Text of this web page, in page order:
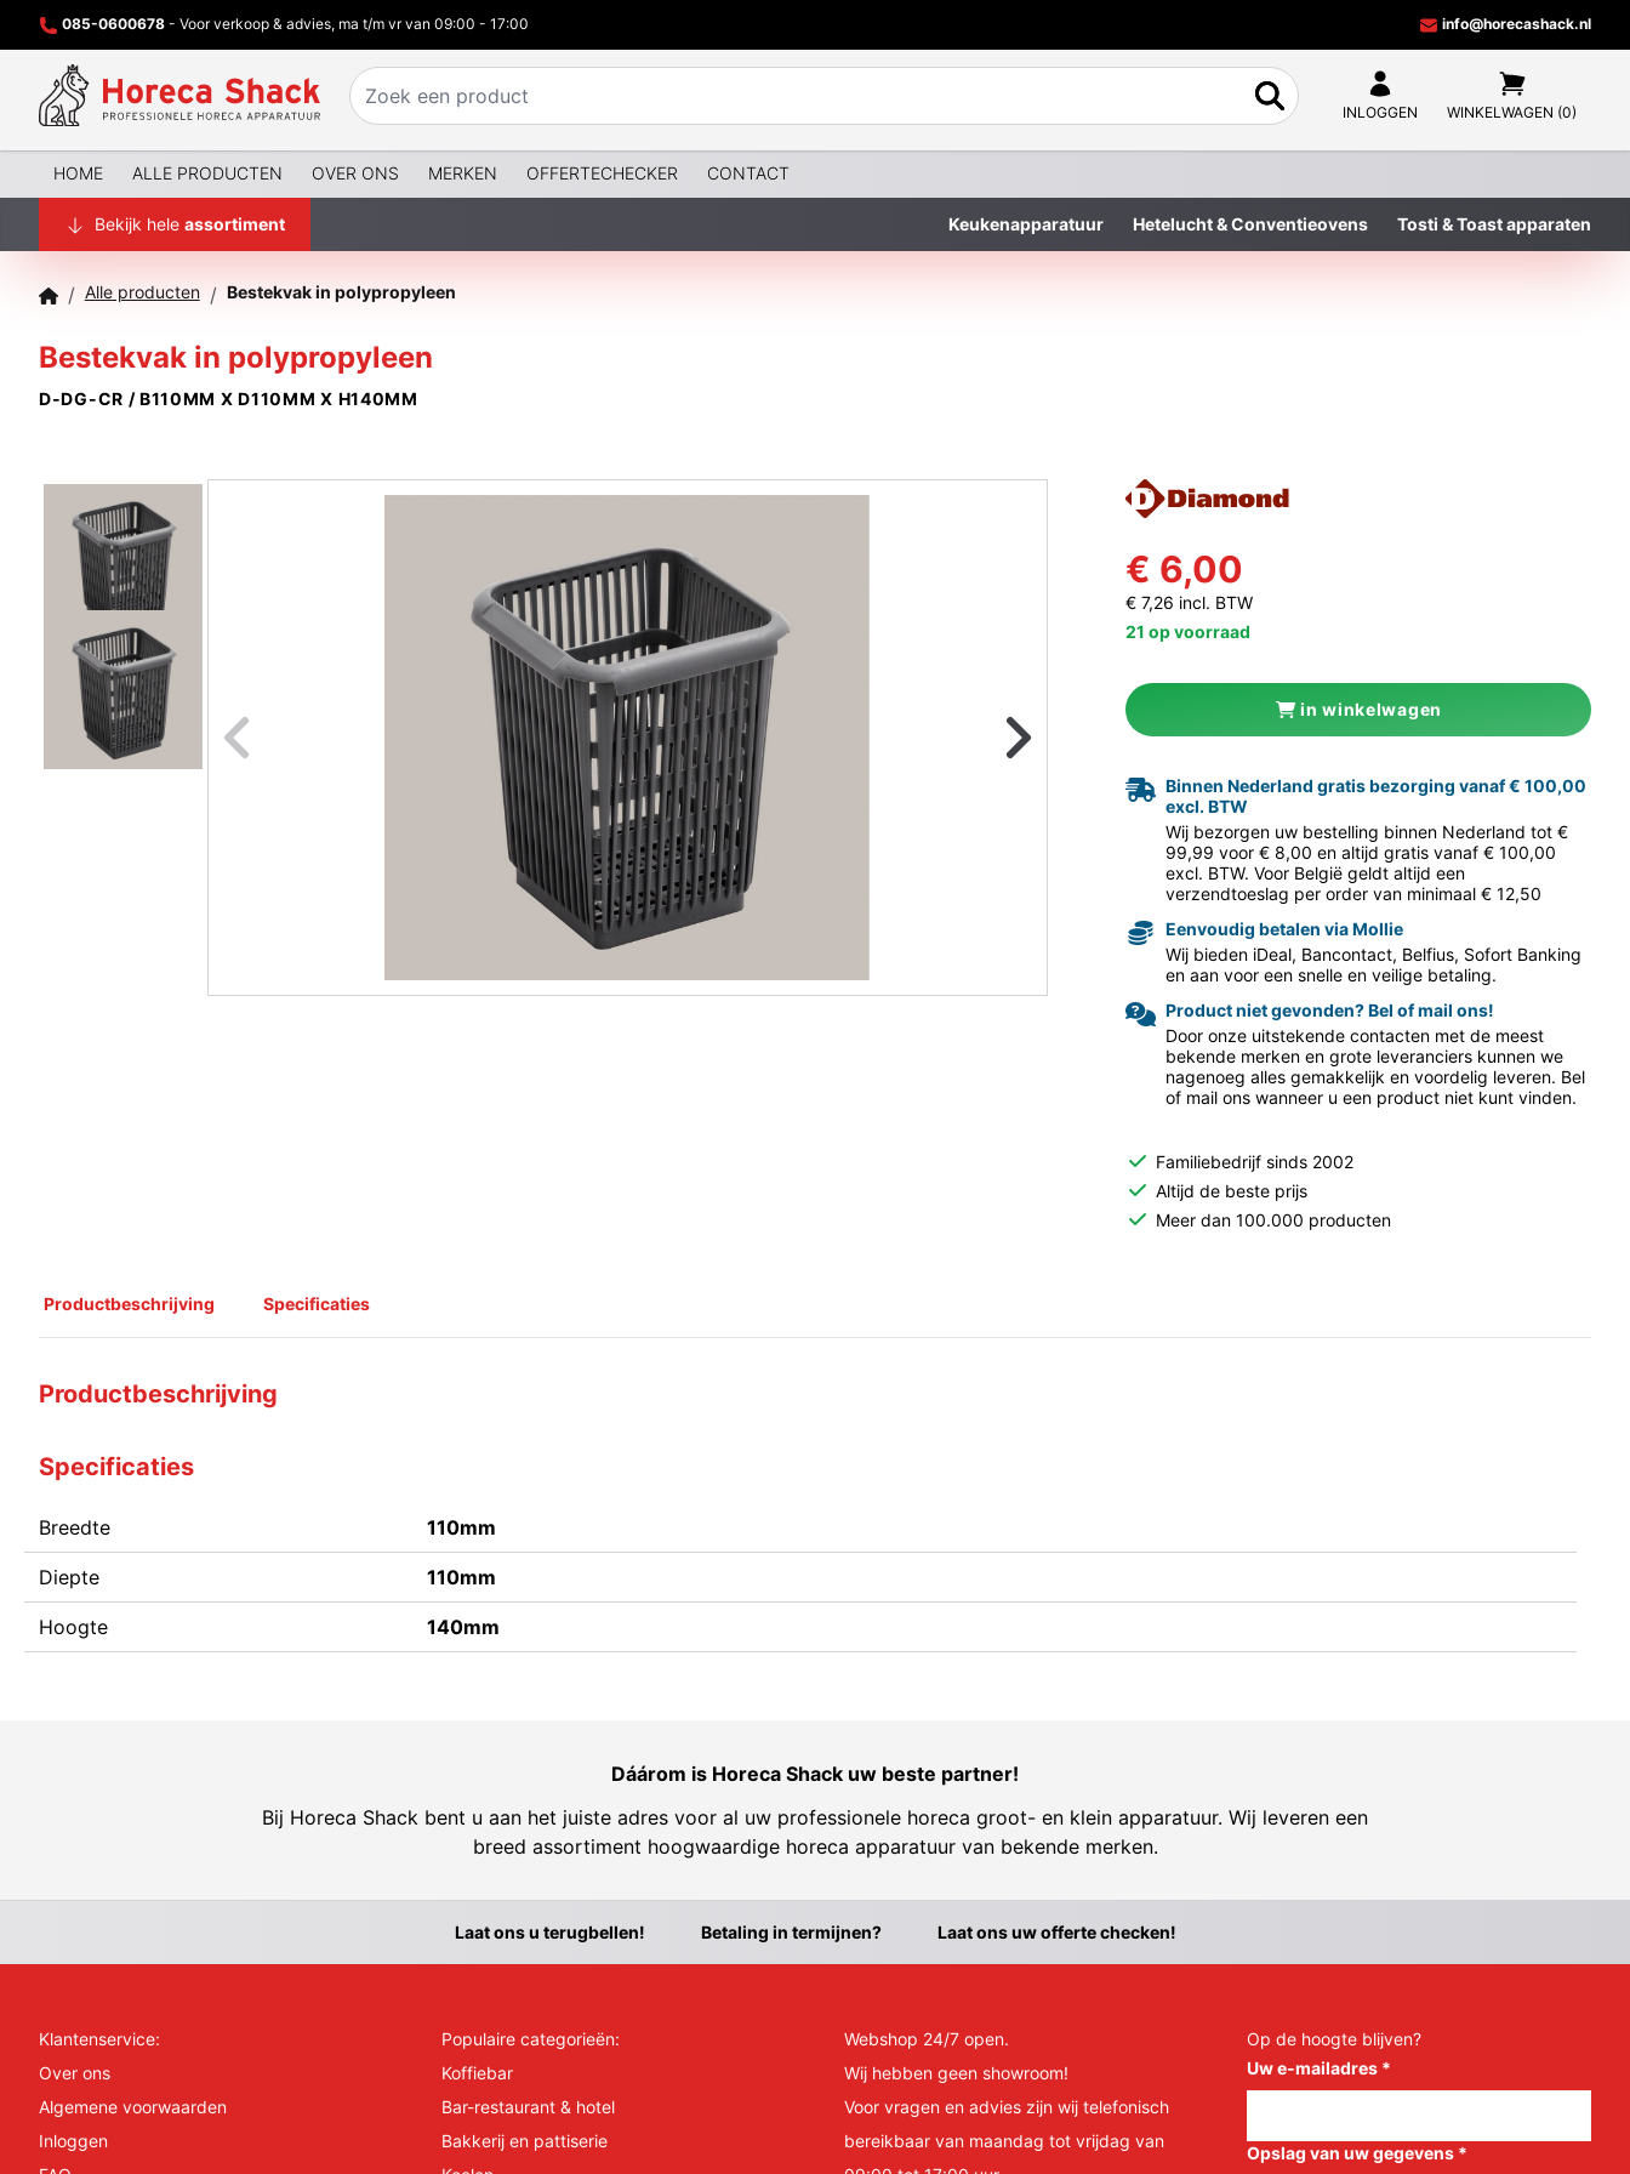
085-0600678 - Voor verkoop & advies, ma t/m vr van 09:00 - 17:00 info@horecashack.nl
INLOGGEN WINKELWAGEN (0)
HOME ALLE PRODUCTEN OVER ONS MERKEN OFFERTECHECKER CONTACT
Bekijk hele assortiment Keukenapparatuur Hetelucht & Conventieovens Tosti & Toast apparaten
/ Alle producten / Bestekvak in polypropyleen
Bestekvak in polypropyleen
D-DG-CR / B110MM X D110MM X H140MM
Naar vorige foto Naar volgende
€ 6,00
€ 7,26 incl. BTW
21 op voorraad
in winkelwagen
Binnen Nederland gratis bezorging vanaf € 100,00
excl. BTW
Wij bezorgen uw bestelling binnen Nederland tot €
99,99 voor € 8,00 en altijd gratis vanaf € 100,00
excl. BTW. Voor België geldt altijd een
verzendtoeslag per order van minimaal € 12,50
Eenvoudig betalen via Mollie
Wij bieden iDeal, Bancontact, Belfius, Sofort Banking
en aan voor een snelle en veilige betaling.
Product niet gevonden? Bel of mail ons!
Door onze uitstekende contacten met de meest
bekende merken en grote leveranciers kunnen we
nagenoeg alles gemakkelijk en voordelig leveren. Bel
of mail ons wanneer u een product niet kunt vinden.
Familiebedrijf sinds 2002
Altijd de beste prijs
Meer dan 100.000 producten
Productbeschrijving Specificaties
Productbeschrijving
Specificaties
Breedte 110mm
Diepte 110mm
Hoogte 140mm
Dáárom is Horeca Shack uw beste partner!
Bij Horeca Shack bent u aan het juiste adres voor al uw professionele horeca groot- en klein apparatuur. Wij leveren een
breed assortiment hoogwaardige horeca apparatuur van bekende merken.
Laat ons u terugbellen! Betaling in termijnen? Laat ons uw offerte checken!
Klantenservice:
Over ons
Algemene voorwaarden
Inloggen
Populaire categorieën:
Koffiebar
Bar-restaurant & hotel
Bakkerij en pattiserie
Webshop 24/7 open.
Wij hebben geen showroom!
Voor vragen en advies zijn wij telefonisch
bereikbaar van maandag tot vrijdag van
Op de hoogte blijven?
Uw e-mailadres *
Opslag van uw gegevens *